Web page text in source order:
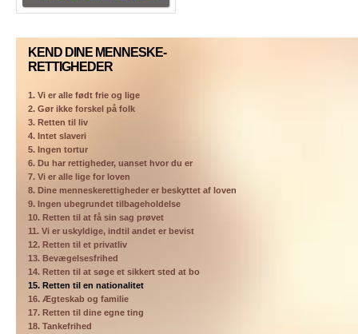
KEND DINE MENNESKE-
RETTIGHEDER
1. Vi er alle født frie og lige
2. Gør ikke forskel på folk
3. Retten til liv
4. Intet slaveri
5. Ingen tortur
6. Du har rettigheder, uanset hvor du er
7. Vi er alle lige for loven
8. Dine menneskerettigheder er beskyttet af loven
9. Ingen ubegrundet tilbageholdelse
10. Retten til at få sin sag prøvet
11. Vi er uskyldige, indtil andet er bevist
12. Retten til et privatliv
13. Bevægelsesfrihed
14. Retten til at søge et sikkert sted at bo
15. Retten til en nationalitet
16. Ægteskab og familie
17. Retten til dine egne ting
18. Tankefrihed